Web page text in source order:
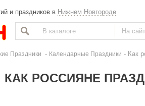
и праздников в Нижнем Новгороде
Праздники - Календарные Праздники - Как
КАК РОССИЯНЕ